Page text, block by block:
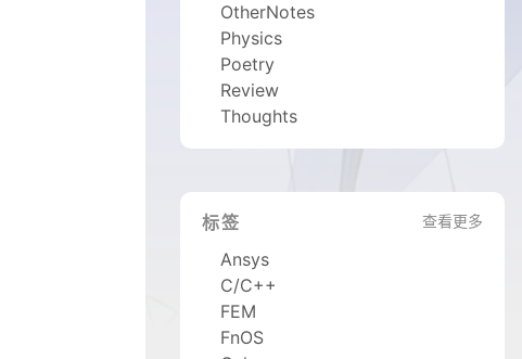
OtherNotes
Physics
Poetry
Review
Thoughts
标签 查看更多
Ansys
C/C++
FEM
FnOS